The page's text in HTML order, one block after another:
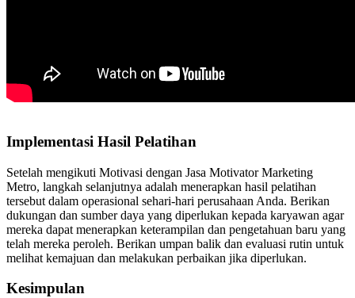
Implementasi Hasil Pelatihan
Setelah mengikuti Motivasi dengan Jasa Motivator Marketing
Metro, langkah selanjutnya adalah menerapkan hasil pelatihan
tersebut dalam operasional sehari-hari perusahaan Anda. Berikan
dukungan dan sumber daya yang diperlukan kepada karyawan agar
mereka dapat menerapkan keterampilan dan pengetahuan baru yang
telah mereka peroleh. Berikan umpan balik dan evaluasi rutin untuk
melihat kemajuan dan melakukan perbaikan jika diperlukan.
Kesimpulan